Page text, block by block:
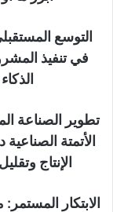
​التوسع
في تنفيذ
​تطوير الصناعة
الأتمتة
الإنتاج
​الابتكار